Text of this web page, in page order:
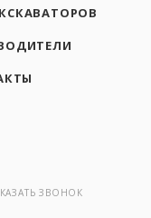
ЗВОНОК